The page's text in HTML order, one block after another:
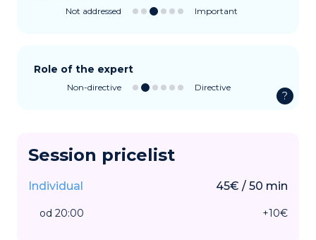
Not addressed Important
Role of the expert
Non-directive Directive
?
Session pricelist
Individual 45€ / 50 min
od 20:00 +10€